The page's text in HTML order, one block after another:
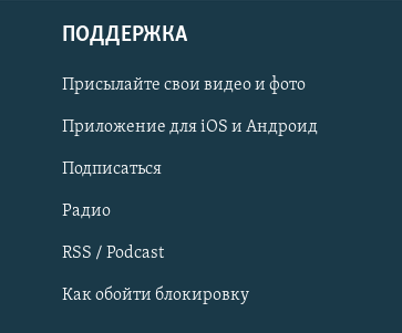
Українською
Qırımtatar
ПРИСОЕДИНЯЙТЕСЬ!
ПОДДЕРЖКА
Присылайте свои видео и фото
Приложение для iOS и Андроид
Подписаться
Радио
RSS / Podcast
Как обойти блокировку